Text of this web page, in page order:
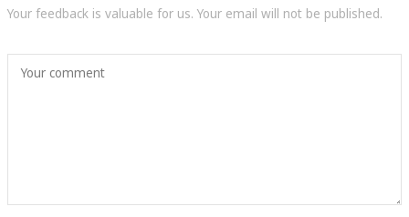
Your feedback is valuable for us. Your email will not be published.
Your comment